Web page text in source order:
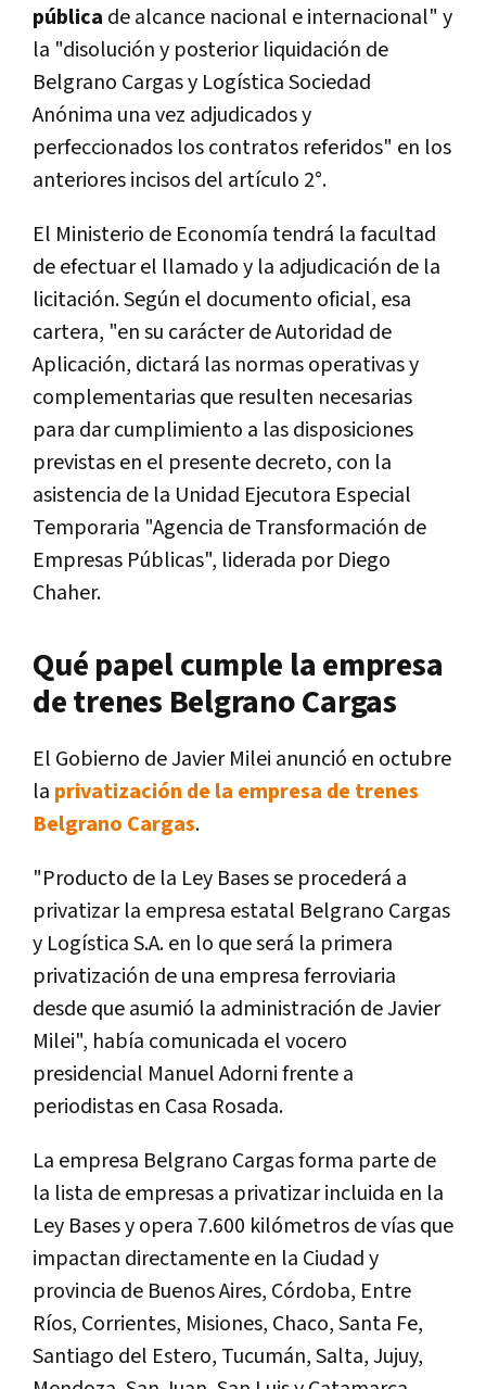
pública de alcance nacional e internacional" y
la "disolución y posterior liquidación de
Belgrano Cargas y Logística Sociedad
Anónima una vez adjudicados y
perfeccionados los contratos referidos" en los
anteriores incisos del artículo 2°.
El Ministerio de Economía tendrá la facultad
de efectuar el llamado y la adjudicación de la
licitación. Según el documento oficial, esa
cartera, "en su carácter de Autoridad de
Aplicación, dictará las normas operativas y
complementarias que resulten necesarias
para dar cumplimiento a las disposiciones
previstas en el presente decreto, con la
asistencia de la Unidad Ejecutora Especial
Temporaria "Agencia de Transformación de
Empresas Públicas", liderada por Diego
Chaher.
Qué papel cumple la empresa
de trenes Belgrano Cargas
El Gobierno de Javier Milei anunció en octubre
la privatización de la empresa de trenes
Belgrano Cargas.
"Producto de la Ley Bases se procederá a
privatizar la empresa estatal Belgrano Cargas
y Logística S.A. en lo que será la primera
privatización de una empresa ferroviaria
desde que asumió la administración de Javier
Milei", había comunicada el vocero
presidencial Manuel Adorni frente a
periodistas en Casa Rosada.
La empresa Belgrano Cargas forma parte de
la lista de empresas a privatizar incluida en la
Ley Bases y opera 7.600 kilómetros de vías que
impactan directamente en la Ciudad y
provincia de Buenos Aires, Córdoba, Entre
Ríos, Corrientes, Misiones, Chaco, Santa Fe,
Santiago del Estero, Tucumán, Salta, Jujuy,